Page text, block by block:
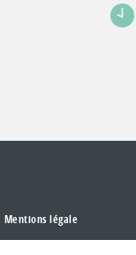
Mentions légale